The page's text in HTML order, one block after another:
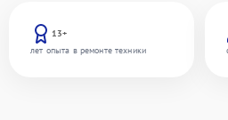
13+
лет опыта в ремонте техники